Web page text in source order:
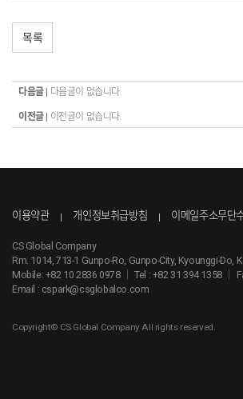
목록
다음글 | 다음글이 없습니다.
이전글 | 이전글이 없습니다.
이용약관 개인정보취급방침 이메일주소무단
CS Global Company
Rm. 1014, 713-1 Gunpo-Ro, Gunpo-City, Kyounggi-Do,
Mobile: +82 10 2836 0978｜Tel : +82 31 394 1358｜
Email : cspark@csglobalco.com
Copyright© CS Global Company All rights reserved.